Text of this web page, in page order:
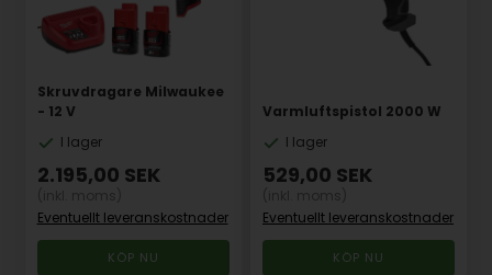
Skruvdragare Milwaukee
- 12 V
I lager
2.195,00 SEK
Eventuellt leveranskostnader
Varmluftspistol 2000 W
I lager
529,00 SEK
Eventuellt leveranskostnader